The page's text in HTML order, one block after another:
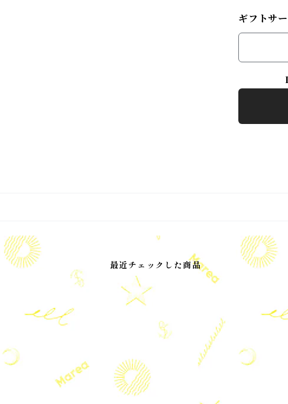
ギフトサ
最近チェックした商品